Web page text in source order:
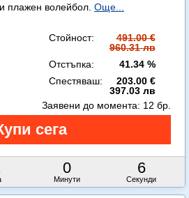
плажен волейбол. Още...
Стойност:
491.00 €
960.31 лв
Отстъпка:
41.34 %
Спестяваш:
203.00 €
397.03 лв
0
Минути
4
Секунди
Заявени до момента: 12 бр.